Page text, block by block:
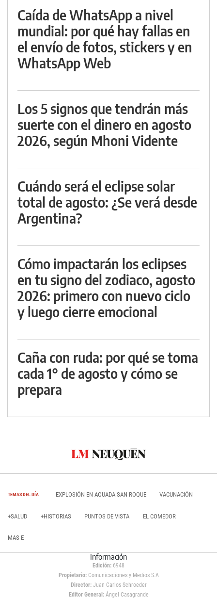
Caída de WhatsApp a nivel
mundial: por qué hay fallas en
el envío de fotos, stickers y en
WhatsApp Web
Los 5 signos que tendrán más
suerte con el dinero en agosto
2026, según Mhoni Vidente
Cuándo será el eclipse solar
total de agosto: ¿Se verá desde
Argentina?
Cómo impactarán los eclipses
en tu signo del zodiaco, agosto
2026: primero con nuevo ciclo
y luego cierre emocional
Caña con ruda: por qué se toma
cada 1° de agosto y cómo se
prepara
TEMAS DEL DÍA EXPLOSIÓN EN AGUADA SAN ROQUE VACUNACIÓN
+SALUD +HISTORIAS PUNTOS DE VISTA EL COMEDOR
MAS E
Información
Edición: 6948
Propietario:Comunicaciones y Medios S.A
Director: Juan Carlos Schroeder
Editor General:Ángel Casagrande